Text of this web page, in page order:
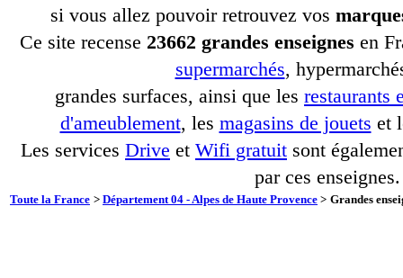
si vous allez pouvoir retrouvez vos
Ce site recense 23662 grandes enseignes en
supermarchés,
grandes surfaces, ainsi que les restaurants
d'ameublement, les magasins de jouets et
Les services Drive et Wifi gratuit sont
par ces enseignes.
Toute la France > Département 04 - Alpes de Haute Provence > Grandes